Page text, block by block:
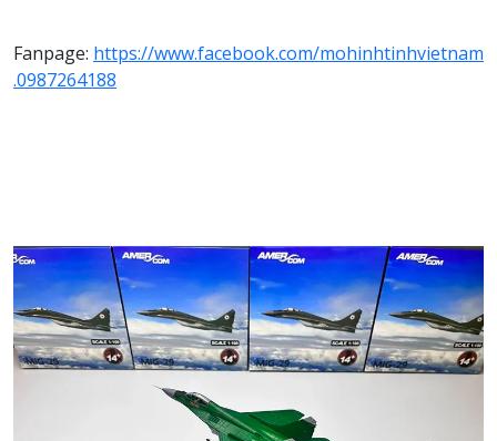
Fanpage: https://www.facebook.com/mohinhtinhvietnam
.0987264188